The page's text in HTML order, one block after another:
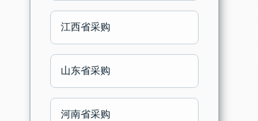
江西省采购
山东省采购
河南省采购